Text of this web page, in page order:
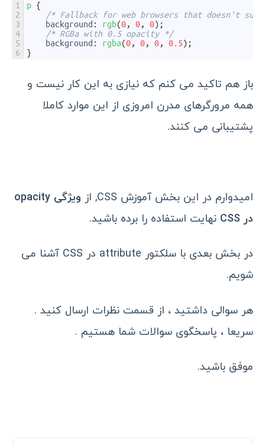
1
2
3
4
5
6
p {
/* Fallback for web browsers that doesn't
background : rgb(0, 0, 0) ;
/* RGBa with 0.5 opacity */
background : rgba(0, 0, 0, 0.5) ;
}
باز هم تاکید می کنم که نیازی به این کار نیست و
همه مرورگرهای مدرن امروزی از این موارد کاملا
پشتیبانی می کنند.
امیدوارم در این بخش آموزش CSS, از
ویژگی opacity
در CSS
نهایت استفاده را برده باشید.
در بخش بعدی با سلکتور attribute در CSS آشنا می
شویم.
هر سوالی داشتید ، از قسمت نظرات ارسال کنید .
سریعا ، پاسخگوی سوالات شما هستیم .
موفق باشید.